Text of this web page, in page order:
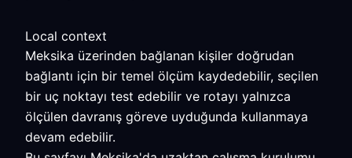
Local context
Meksika üzerinden bağlanan kişiler doğrudan
bağlantı için bir temel ölçüm kaydedebilir, seçilen
bir uç noktayı test edebilir ve rotayı yalnızca
ölçülen davranış göreve uyduğunda kullanmaya
devam edebilir.